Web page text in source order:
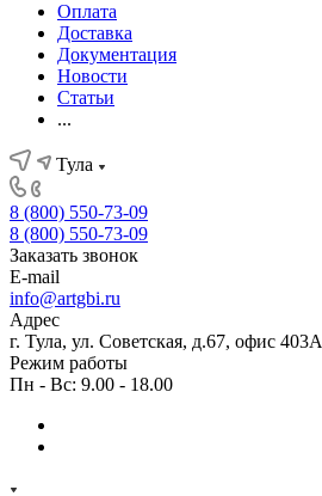
Оплата
Доставка
Документация
Новости
Статьи
...
Тула
8 (800) 550-73-09
8 (800) 550-73-09
Заказать звонок
E-mail
info@artgbi.ru
Адрес
г. Тула, ул. Советская, д.67, офис 403А
Режим работы
Пн - Вс: 9.00 - 18.00